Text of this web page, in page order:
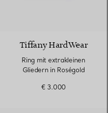
Tiffany HardWear
Ring mit extrakleinen
Gliedern in Roségold
€ 3.000